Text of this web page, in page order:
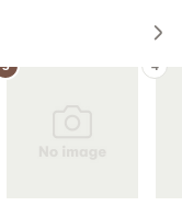
3 4